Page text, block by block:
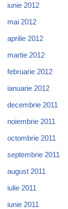
iunie 2012
mai 2012
aprilie 2012
martie 2012
februarie 2012
ianuarie 2012
decembrie 2011
noiembrie 2011
octombrie 2011
septembrie 2011
august 2011
iulie 2011
iunie 2011